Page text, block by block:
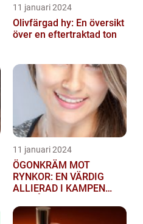
11 januari 2024
Olivfärgad hy: En översikt
över en eftertraktad ton
11 januari 2024
ÖGONKRÄM MOT
RYNKOR: EN VÄRDIG
ALLIERAD I KAMPEN